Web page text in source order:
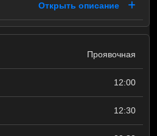
Открыть описание
Проявочная
12:00
12:30